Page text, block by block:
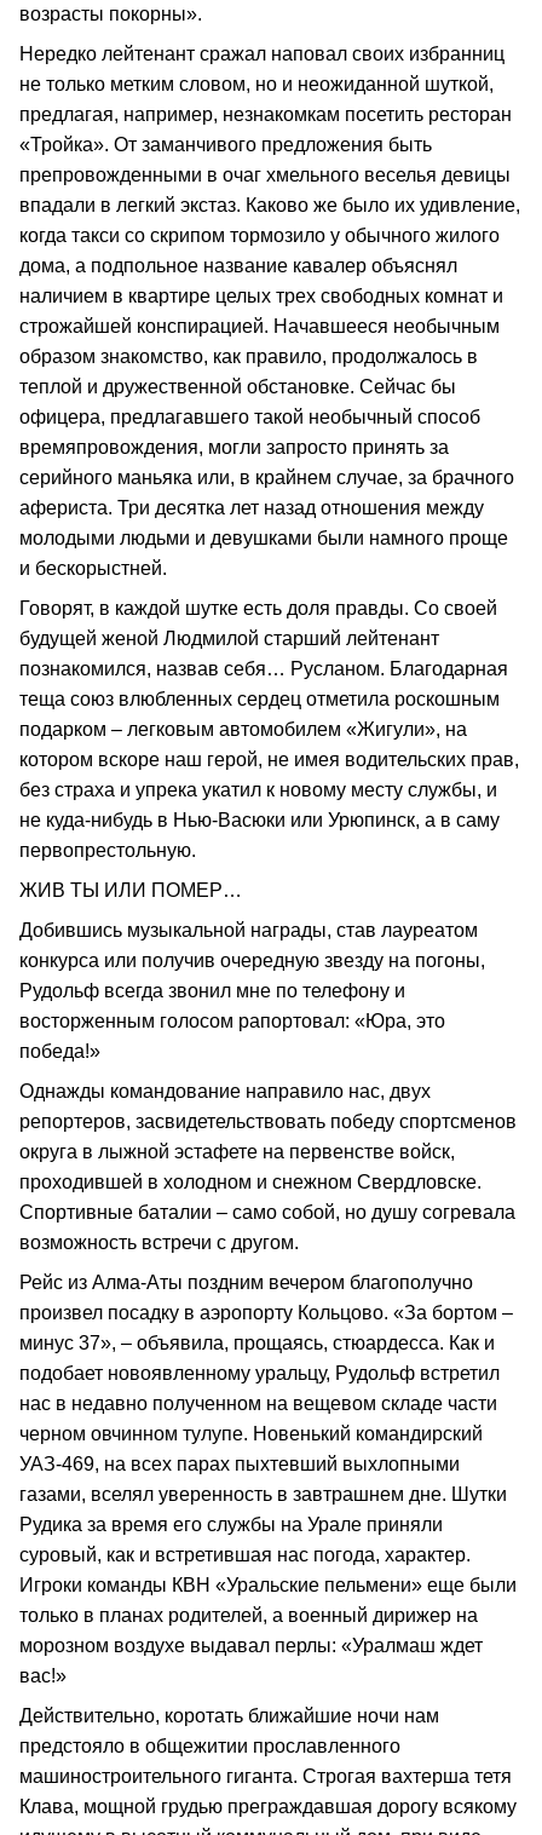
возрасты покорны».
Нередко лейтенант сражал наповал своих избранниц
не только метким словом, но и неожиданной шуткой,
предлагая, например, незнакомкам посетить ресторан
«Тройка». От заманчивого предложения быть
препровожденными в очаг хмельного веселья девицы
впадали в легкий экстаз. Каково же было их удивление,
когда такси со скрипом тормозило у обычного жилого
дома, а подпольное название кавалер объяснял
наличием в квартире целых трех свободных комнат и
строжайшей конспирацией. Начавшееся необычным
образом знакомство, как правило, продолжалось в
теплой и дружественной обстановке. Сейчас бы
офицера, предлагавшего такой необычный способ
времяпровождения, могли запросто принять за
серийного маньяка или, в крайнем случае, за брачного
афериста. Три десятка лет назад отношения между
молодыми людьми и девушками были намного проще
и бескорыстней.
Говорят, в каждой шутке есть доля правды. Со своей
будущей женой Людмилой старший лейтенант
познакомился, назвав себя… Русланом. Благодарная
теща союз влюбленных сердец отметила роскошным
подарком – легковым автомобилем «Жигули», на
котором вскоре наш герой, не имея водительских прав,
без страха и упрека укатил к новому месту службы, и
не куда-нибудь в Нью-Васюки или Урюпинск, а в саму
первопрестольную.
ЖИВ ТЫ ИЛИ ПОМЕР…
Добившись музыкальной награды, став лауреатом
конкурса или получив очередную звезду на погоны,
Рудольф всегда звонил мне по телефону и
восторженным голосом рапортовал: «Юра, это
победа!»
Однажды командование направило нас, двух
репортеров, засвидетельствовать победу спортсменов
округа в лыжной эстафете на первенстве войск,
проходившей в холодном и снежном Свердловске.
Спортивные баталии – само собой, но душу согревала
возможность встречи с другом.
Рейс из Алма-Аты поздним вечером благополучно
произвел посадку в аэропорту Кольцово. «За бортом –
минус 37», – объявила, прощаясь, стюардесса. Как и
подобает новоявленному уральцу, Рудольф встретил
нас в недавно полученном на вещевом складе части
черном овчинном тулупе. Новенький командирский
УАЗ-469, на всех парах пыхтевший выхлопными
газами, вселял уверенность в завтрашнем дне. Шутки
Рудика за время его службы на Урале приняли
суровый, как и встретившая нас погода, характер.
Игроки команды КВН «Уральские пельмени» еще были
только в планах родителей, а военный дирижер на
морозном воздухе выдавал перлы: «Уралмаш ждет
вас!»
Действительно, коротать ближайшие ночи нам
предстояло в общежитии прославленного
машиностроительного гиганта. Строгая вахтерша тетя
Клава, мощной грудью преграждавшая дорогу всякому